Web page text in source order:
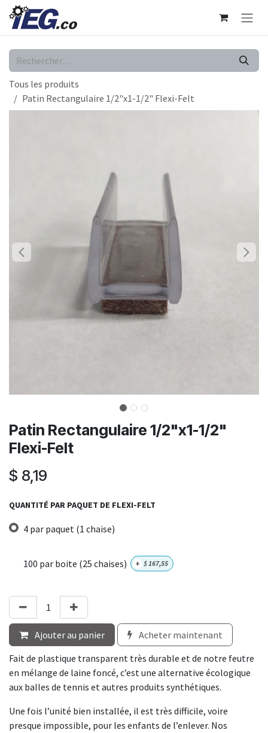
Se rendre au contenu
Tous les produits
Patin Rectangulaire 1/2"x1-1/2" Flexi-Felt
Patin Rectangulaire 1/2"x1-1/2"
Flexi-Felt
$ 8,19
QUANTITÉ PAR PAQUET DE FLEXI-FELT
4 par paquet (1 chaise)
100 par boite (25 chaises) + $167,55
Ajouter au panier
Acheter maintenant
Fait de plastique transparent très durable et de notre feutre
en mélange de laine foncé, c’est une alternative écologique
aux balles de tennis et autres produits synthétiques.
Une fois l’unité bien installée, il est très difficile, voire
presque impossible, pour les enfants de l’enlever. Nos